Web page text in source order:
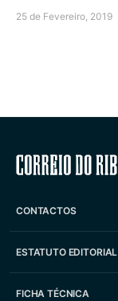
25 de Fevereiro, 2019
CONTACTOS
ESTATUTO EDITORIAL
FICHA TÉCNICA